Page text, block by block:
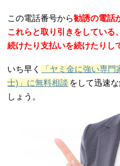
この電話番号から勧誘の電話
これらと取り引きをしている
続けたり支払いを続けたりし
いち早く
「ヤミ金に強い専
士)」に無料相談 をして迅速
しょう。